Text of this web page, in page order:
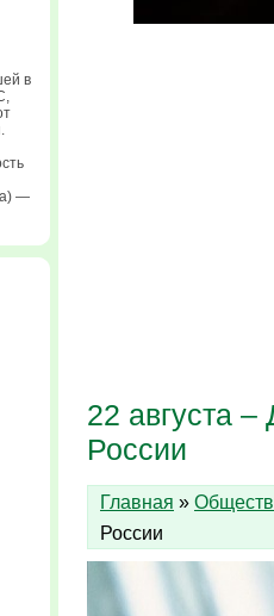
в
—
22 августа –
России
Главная »
России